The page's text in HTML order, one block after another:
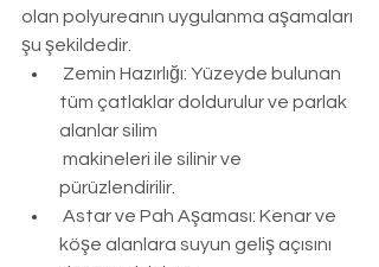
olan polyureanın uygulanma aşamaları
şu şekildedir.
Zemin Hazırlığı: Yüzeyde bulunan
tüm çatlaklar doldurulur ve parlak
alanlar silim
pürüzlendirilir.
Astar ve Pah Aşaması: Kenar ve
köşe alanlara suyun geliş açısını